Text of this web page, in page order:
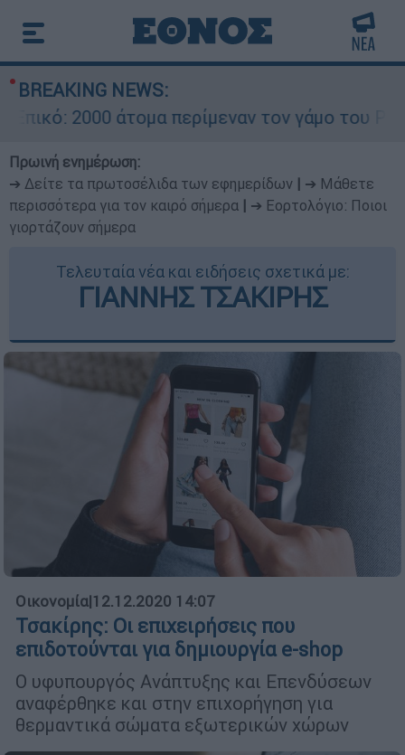
BREAKING NEWS:
2000 άτομα περίμεναν τον γάμο του
Πρωινή ενημέρωση:
➔ Δείτε τα πρωτοσέλιδα των εφημερίδων
➔ Μάθετε
περισσότερα για τον καιρό σήμερα
➔ Εορτολόγιο: Ποιοι
γιορτάζουν σήμερα
Τελευταία νέα και ειδήσεις σχετικά με:
ΓΙΑΝΝΗΣ ΤΣΑΚΙΡΗΣ
Οικονομία|12.12.2020 14:07
Τσακίρης: Oι επιχειρήσεις που
επιδοτούνται για δημιουργία e-shop
Ο υφυπουργός Ανάπτυξης και Επενδύσεων
αναφέρθηκε και στην επιχορήγηση για
θερμαντικά σώματα εξωτερικών χώρων